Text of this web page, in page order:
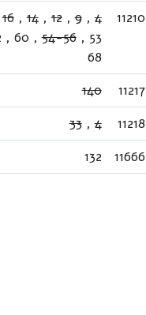
11210
4
,
9
,
12
,
14
,
16
53
,
54-56
,
60
,
68
11217
140
11218
4
,
33
11666
132